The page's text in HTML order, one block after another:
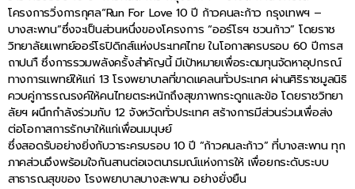
โครงการวิ่งการกุศล“Run For Love 10 ปี ก้าวคนละก้าว กรุงเทพฯ –
บางสะพาน”ซึ่งจะเป็นส่วนหนึ่งของโครงการ “ออร์โธฯ ชวนก้าว” โดยราช
วิทยาลัยแพทย์ออร์โธปิดิกส์แห่งประเทศไทย ในโอกาสครบรอบ 60 ปีการส
ถาปนาื ซึ่งการรวมพลังครั้งสำคัญนี้ มีเป้าหมายเพื่อระดมทุนจัดหาอุปกรณ์
ทางการแพทย์ให้แก่ 13 โรงพยาบาลที่ขาดแคลนทั่วประเทศ ผ่านศิริราชมูลนิธิ
ควบคู่การรณรงค์ให้คนไทยตระหนักถึงสุขภาพกระดูกและข้อ โดยราชวิทยา
ลัยฯ ผนึกกำลังร่วมกับ 12 จังหวัดทั่วประเทศ สร้างการมีส่วนร่วมเพื่อส่ง
ต่อโอกาสการรักษาให้แก่เพื่อนมนุษย์
ซึ่งสอดรับอย่างยิ่งกับวาระครบรอบ 10 ปี “ก้าวคนละก้าว” ที่บางสะพาน ทุก
ภาคส่วนจึงพร้อมใจกันสานต่อเจตนารมณ์แห่งการให้ เพื่อยกระดับระบบ
สาธารณสุขของ โรงพยาบาลบางสะพาน อย่างยั่งยืน